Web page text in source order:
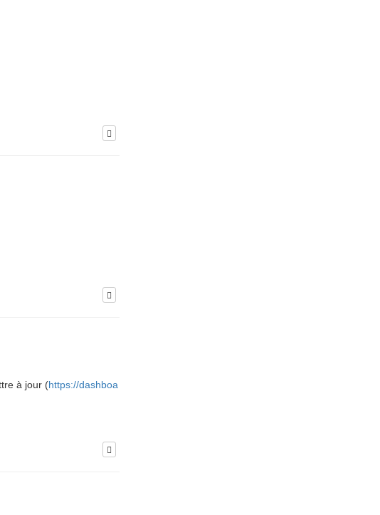
à jour (https://dashboa